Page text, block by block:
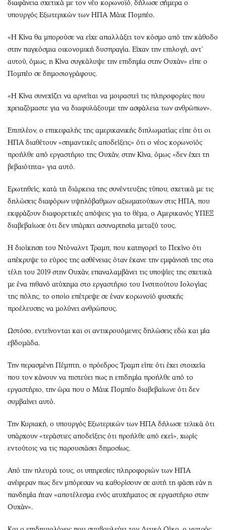
Περιβάλλον
Ελλάδα
Κόσμος
Παράξενα
Πολιτισμός
Σινεμά
Θέατρο-Χορός
Μουσική
Βιβλίο
Χειρόγραφα
Ταξίδια
Συνταγές
Έξοδος
Media
Εκπομπές
Podcasts
Uncut
Προσωπικότητες στην ''Κ''
Επιστολές
διαφάνεια σχετικά με τον νέο κορωνοϊό, δήλωσε σήμερα ο
υπουργός Εξωτερικών των ΗΠΑ Μάικ Πομπέο.
«Η Κίνα θα μπορούσε να είχε απαλλάξει τον κόσμο από την κάθοδο
στην παγκόσμια οικονομική δυσπραγία. Είχαν την επιλογή, αντ’
αυτού, όμως, η Κίνα συγκάλυψε την επιδημία στην Ουχάν» είπε ο
Πομπέο σε δημοσιογράφους.
«Η Κίνα συνεχίζει να αρνείται να μοιραστεί τις πληροφορίες που
χρειαζόμαστε για να διαφυλάξουμε την ασφάλεια των ανθρώπων».
Επιπλέον, ο επικεφαλής της αμερικανικής διπλωματίας είπε ότι οι
ΗΠΑ διαθέτουν «σημαντικές αποδείξεις» ότι ο νέος κορωνοϊός
προήλθε από εργαστήριο της Ουχάν, στην Κίνα, όμως «δεν έχει τη
βεβαιότητα» για αυτό.
Ερωτηθείς, κατά τη διάρκεια της συνέντευξης τύπου, σχετικά με τις
δηλώσεις διαφόρων υψηλόβαθμων αξιωματούχων στις ΗΠΑ, που
εκφράζουν διαφορετικές απόψεις για το θέμα, ο Αμερικανός ΥΠΕΞ
διαβεβαίωσε ότι δεν υπάρχει ασυναρτησία μεταξύ τους.
Η διοίκηση του Ντόναλντ Τραμπ, που κατηγορεί το Πεκίνο ότι
απέκρυψε το εύρος της ασθένειας όταν έκανε την εμφάνισή της στα
τέλη του 2019 στην Ουχάν, επαναλαμβάνει τις υποψίες της σχετικά
με ένα πιθανό ατύχημα στο εργαστήριο του Ινστιτούτου Ιολογίας
της πόλης, το οποίο επέτρεψε σε έναν κορωνοϊό φυσικής
προέλευσης να μολύνει ανθρώπους.
Ωστόσο, εντείνονται και οι αντικρουόμενες δηλώσεις εδώ και μία
εβδομάδα.
Την περασμένη Πέμπτη, ο πρόεδρος Τραμπ είπε ότι έχει στοιχεία
που τον κάνουν να πιστεύει πως η επιδημία προήλθε από το
εργαστήριο, την ώρα που ο Μάικ Πομπέο διαβεβαίωνε ότι δεν
συμβαίνει αυτό.
Την Κυριακή, ο υπουργός Εξωτερικών των ΗΠΑ δήλωσε τελικά ότι
υπάρχουν «τεράστιες αποδείξεις ότι προήλθε από εκεί», χωρίς
εντούτοις να τις παρουσιάσει δημοσίως.
Από την πλευρά τους, οι υπηρεσίες πληροφοριών των ΗΠΑ
ανέφεραν πως δεν μπόρεσαν να καθορίσουν σε αυτή τη φάση εάν η
πανδημία ήταν «αποτέλεσμα ενός ατυχήματος σε εργαστήριο στην
Ουχάν».